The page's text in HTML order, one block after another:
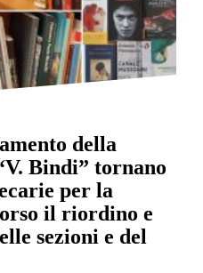
della
Bindi” tornano
per la
il riordino e
sezioni e del